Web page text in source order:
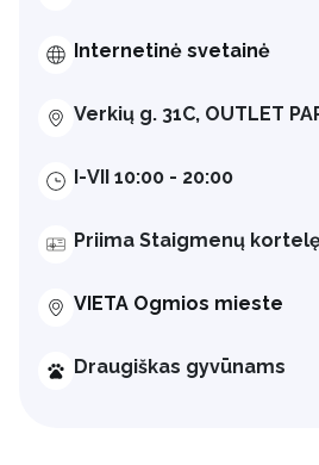
Internetinė svetainė
Verkių g. 31C, OUTLET
I-VII 10:00 - 20:00
Priima Staigmenų
VIETA Ogmios mieste
Draugiškas gyvūnams